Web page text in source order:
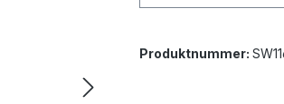
Produktnummer: